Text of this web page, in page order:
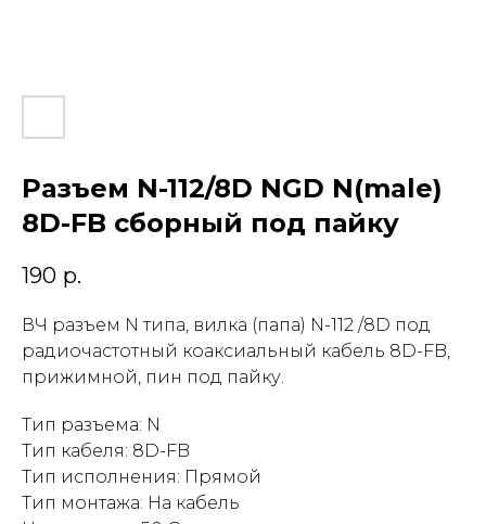
Разъем N-112/8D NGD N(male)
8D-FB сборный под пайку
190 р.
ВЧ разъем N типа, вилка (папа) N-112 /8D под
радиочастотный коаксиальный кабель 8D-FB,
прижимной, пин под пайку.
Тип разъема: N
Тип кабеля: 8D-FB
Тип исполнения: Прямой
Тип монтажа: На кабель